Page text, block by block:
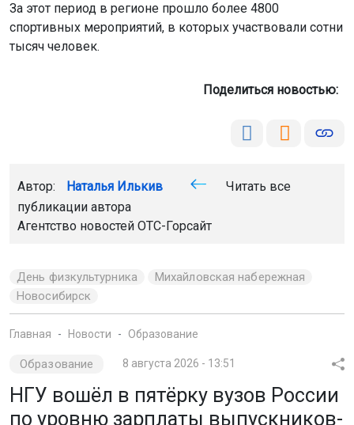
За этот период в регионе прошло более 4800
спортивных мероприятий, в которых участвовали сотни
тысяч человек.
Поделиться новостью:
Автор: Наталья Илькив
Читать все
публикации автора
Агентство новостей ОТС-Горсайт
День физкультурника
Михайловская набережная
Новосибирск
Главная Новости Образование
Образование 8 августа 2026 - 13:51
НГУ вошёл в пятёрку вузов России
по уровню зарплаты выпускников-